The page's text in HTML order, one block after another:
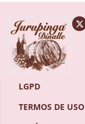
LGPD
TERMOS DE USO